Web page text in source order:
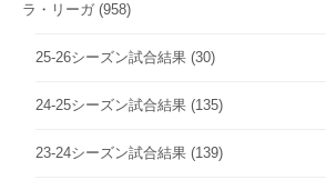
ラ・リーガ (958)
25-26シーズン試合結果 (30)
24-25シーズン試合結果 (135)
23-24シーズン試合結果 (139)